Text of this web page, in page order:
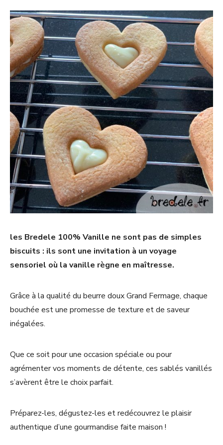
les Bredele 100% Vanille ne sont pas de simples
biscuits : ils sont une invitation à un voyage
sensoriel où la vanille règne en maîtresse.
Grâce à la qualité du beurre doux Grand Fermage, chaque
bouchée est une promesse de texture et de saveur
inégalées.
Que ce soit pour une occasion spéciale ou pour
agrémenter vos moments de détente, ces sablés vanillés
s’avèrent être le choix parfait.
Préparez-les, dégustez-les et redécouvrez le plaisir
authentique d’une gourmandise faite maison !